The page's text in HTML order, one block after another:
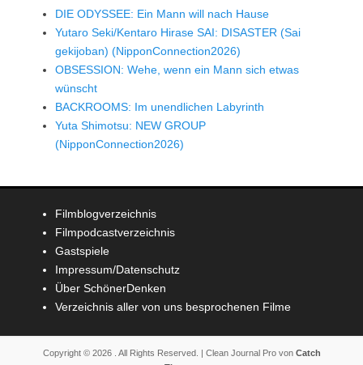
DIE ODYSSEE: Ein Mann will nach Hause
Yutaro Seki/Kentaro Hirase SAI: DISASTER (Sai
gekijoban) (NipponConnection2026)
OBSESSION: Wehe, wenn ein Mann sich etwas
wünscht
BACKROOMS: Im unendlichen Labyrinth
Yuta Shimotsu: NEW GROUP
(NipponConnection2026)
Filmblogverzeichnis
Filmpodcastverzeichnis
Gastspiele
Impressum/Datenschutz
Über SchönerDenken
Verzeichnis aller von uns besprochenen Filme
Copyright © 2026 . All Rights Reserved. | Clean Journal Pro von Catch